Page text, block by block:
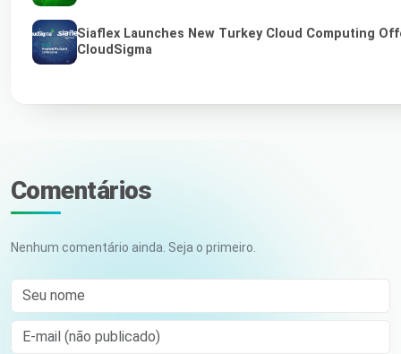
Siaflex Launches New Turkey Cloud Computing
CloudSigma
Comentários
Nenhum comentário ainda. Seja o primeiro.
Seu nome
E-mail (não publicado)